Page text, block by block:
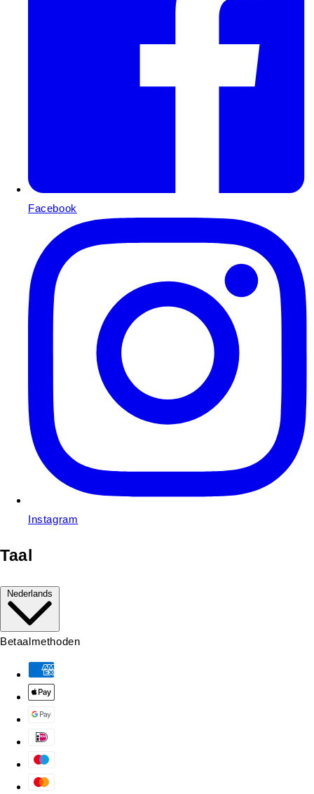
Facebook
Instagram
Taal
Nederlands
Betaalmethoden